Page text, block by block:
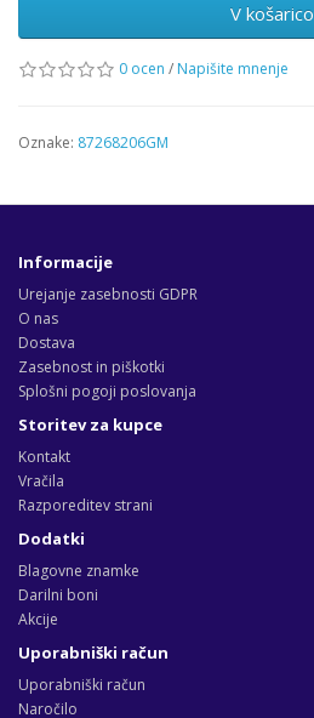
V košarico
0 ocen / Napišite mnenje
Oznake: 87268206GM
Informacije
Urejanje zasebnosti GDPR
O nas
Dostava
Zasebnost in piškotki
Splošni pogoji poslovanja
Storitev za kupce
Kontakt
Vračila
Razporeditev strani
Dodatki
Blagovne znamke
Darilni boni
Akcije
Uporabniški račun
Uporabniški račun
Naročilo